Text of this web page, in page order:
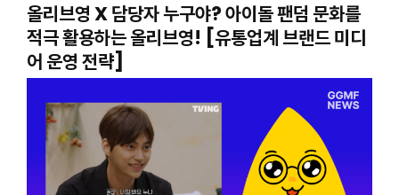
올리브영 X 담당자 누구야? 아이돌 팬덤 문화를
적극 활용하는 올리브영! [유통업계 브랜드 미디
어 운영 전략]